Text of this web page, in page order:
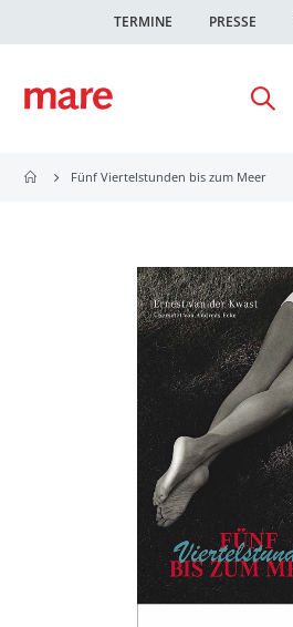
TERMINE PRESSE
Fünf Viertelstunden bis zum Meer